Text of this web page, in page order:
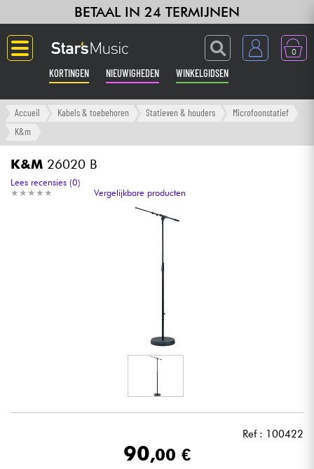
BETAAL IN 24 TERMIJNEN
0
KORTINGEN NIEUWIGHEDEN WINKELGIDSEN
Langue
Versterker & Effecten
Accueil Kabels & toebehoren Statieven & houders
Microfoonstatief
K&m
K&M 26020 B
★ ★ ★ ★ ★
★ ★ ★ ★ ★
Lees recensies (0)
Vergelijkbare producten
Ref : 100422
90,00 €